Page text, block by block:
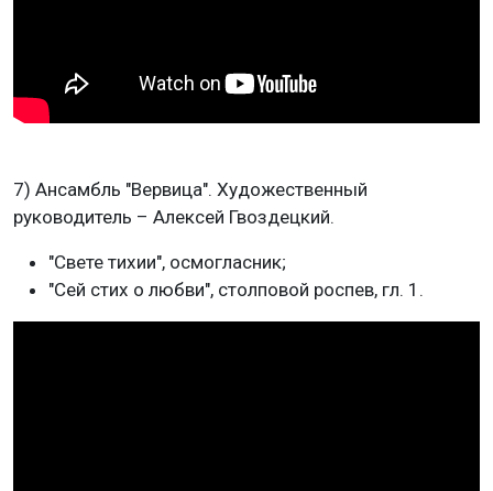
7) Ансамбль "Вервица". Художественный
руководитель – Алексей Гвоздецкий.
"Свете тихии", осмогласник;
"Сей стих о любви", столповой роспев, гл. 1.